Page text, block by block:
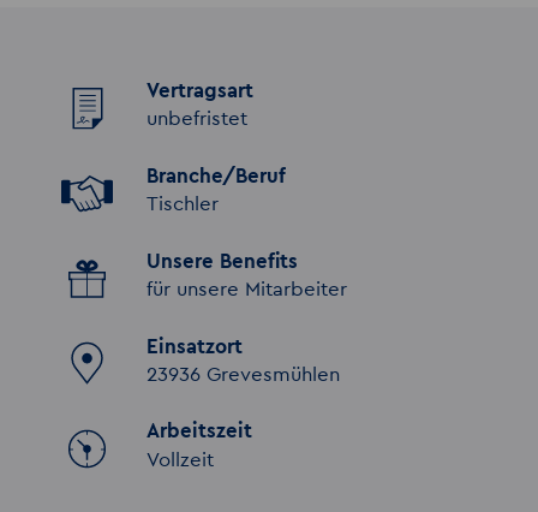
Vertragsart
unbefristet
Branche/Beruf
Tischler
Unsere Benefits
für unsere Mitarbeiter
Einsatzort
23936 Grevesmühlen
Arbeitszeit
Vollzeit